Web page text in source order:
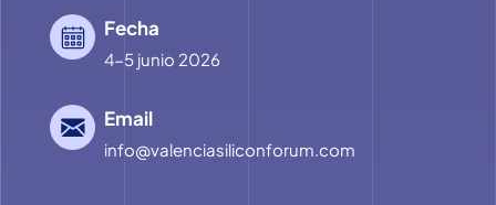
Fecha
4-5 junio 2026
Email
info@valenciasiliconforum.com